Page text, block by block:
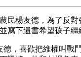
民楊友德，為了反對
寫下遺書希望孩子繼
德，喜歡把維權叫戰